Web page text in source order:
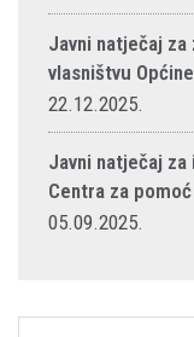
Javni natječaj
vlasništvu
22.12.2025.
Javni natječaj
Centra za
05.09.2025.